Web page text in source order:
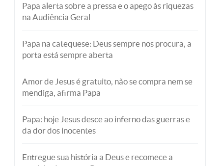
Papa alerta sobre a pressa e o apego às riquezas
na Audiência Geral
Papa na catequese: Deus sempre nos procura, a
porta está sempre aberta
Amor de Jesus é gratuito, não se compra nem se
mendiga, afirma Papa
Papa: hoje Jesus desce ao inferno das guerras e
da dor dos inocentes
Entregue sua história a Deus e recomece a